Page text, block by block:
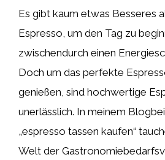
Es gibt kaum etwas Besseres
Espresso, um den Tag zu
zwischendurch einen
Doch um das perfekte
genießen, sind hochwertige
unerlässlich. In meinem
„espresso tassen kaufen“
Welt der